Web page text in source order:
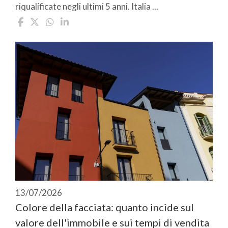
riqualificate negli ultimi 5 anni. Italia ...
13/07/2026
Colore della facciata: quanto incide sul
valore dell'immobile e sui tempi di vendita